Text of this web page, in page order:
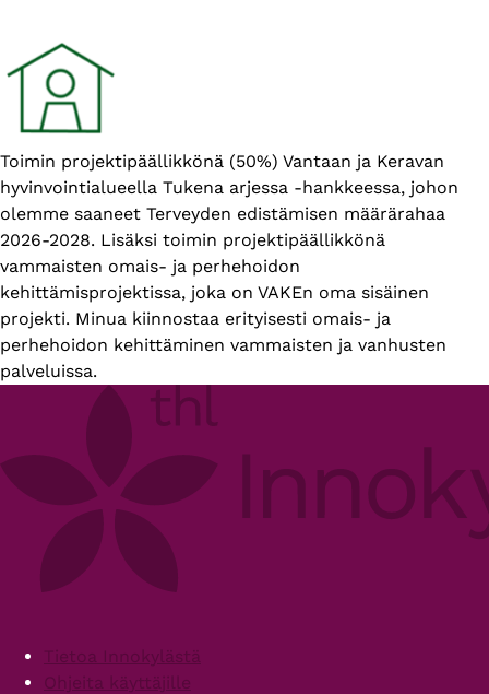
Esittelyteksti
Toimin projektipäällikkönä (50%) Vantaan ja Keravan
hyvinvointialueella Tukena arjessa -hankkeessa, johon
olemme saaneet Terveyden edistämisen määrärahaa
2026-2028. Lisäksi toimin projektipäällikkönä
vammaisten omais- ja perhehoidon
kehittämisprojektissa, joka on VAKEn oma sisäinen
projekti. Minua kiinnostaa erityisesti omais- ja
perhehoidon kehittäminen vammaisten ja vanhusten
palveluissa.
FooterTietoa Innokylästä
Ohjeita käyttäjille